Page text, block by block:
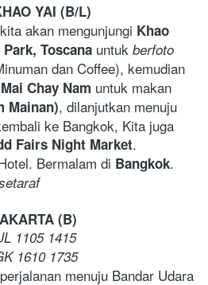
YAI (B/L)
akan mengunjungi Khao
Toscana untuk berfoto
dan Coffee), kemudian
Chay Nam untuk makan
Mainan), dilanjutkan menuju
ke Bangkok, Kita juga
Fairs Night Market.
Bermalam di Bangkok
(B)
1105 1415
1610 1735
menuju Bandar Udara